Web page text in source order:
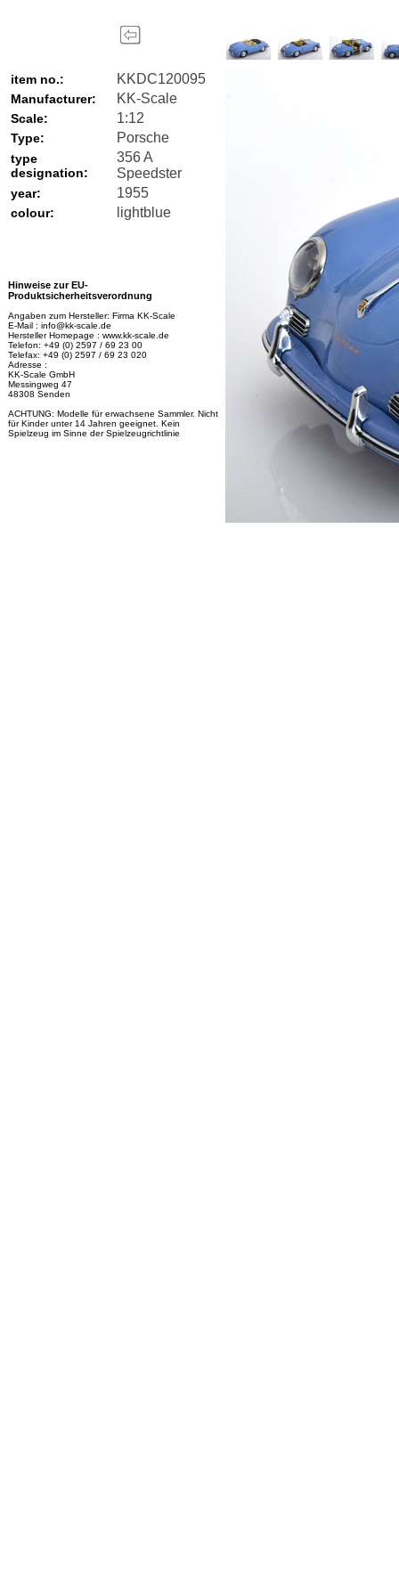
item no.: KKDC120095
Manufacturer: KK-Scale
Scale: 1:12
Type: Porsche
type
designation:
356 A
Speedster
year: 1955
colour: lightblue
Hinweise zur EU-
Produktsicherheitsverordnung
Angaben zum Hersteller: Firma KK-Scale
E-Mail : info@kk-scale.de
Hersteller Homepage : www.kk-scale.de
Telefon: +49 (0) 2597 / 69 23 00
Telefax: +49 (0) 2597 / 69 23 020
Adresse :
KK-Scale GmbH
Messingweg 47
48308 Senden
ACHTUNG: Modelle für erwachsene Sammler. Nicht
für Kinder unter 14 Jahren geeignet. Kein
Spielzeug im Sinne der Spielzeugrichtlinie